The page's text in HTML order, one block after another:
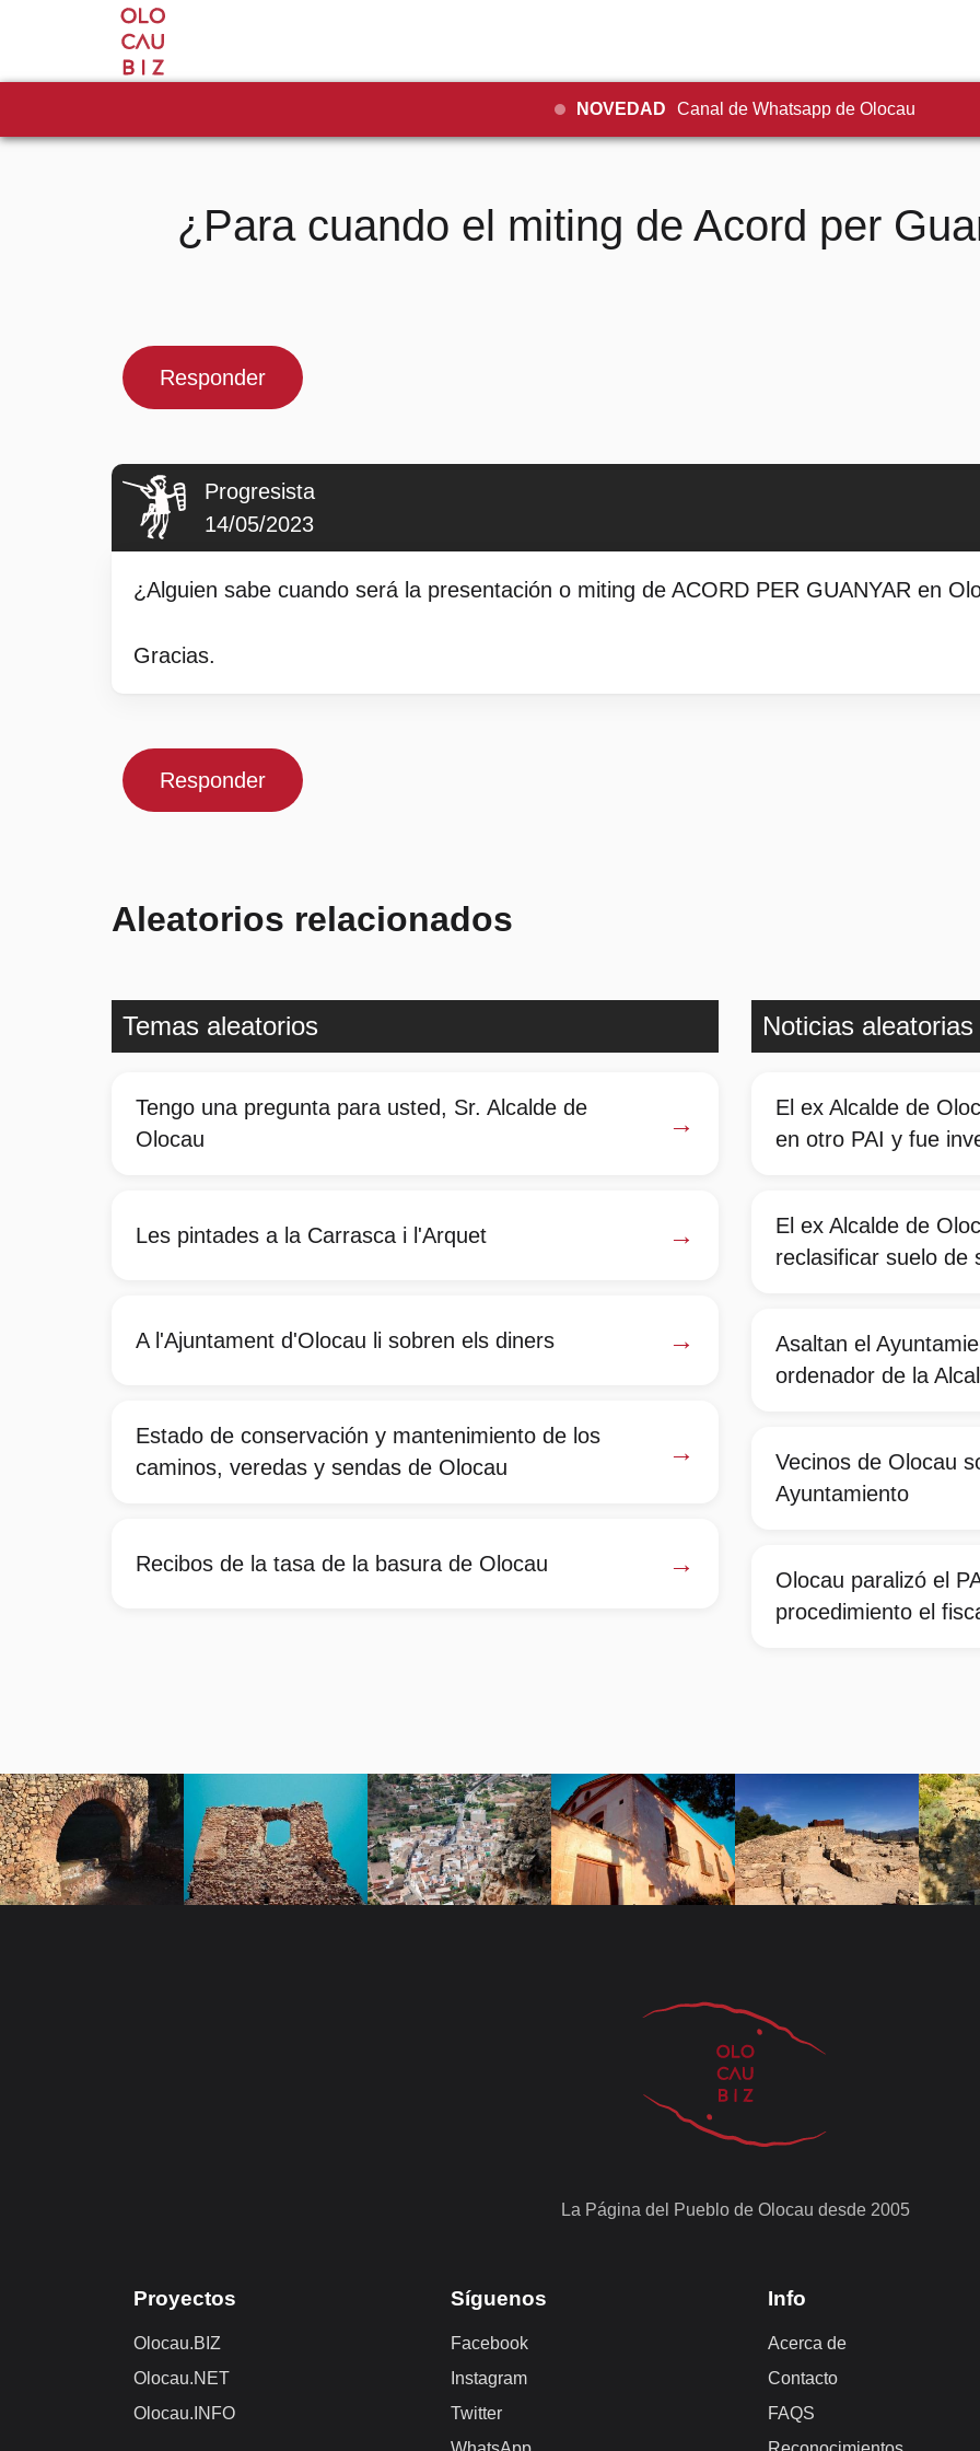
NOVEDAD Canal de Whatsapp de Olocau
¿Para cuando el miting de Acord per
Responder
Progresista
14/05/2023
¿Alguien sabe cuando será la presentación o miting de ACORD PER GUANYAR en
Gracias.
Responder
Aleatorios relacionados
Temas aleatorios
Tengo una pregunta para usted, Sr. Alcalde de
Olocau
→
Les pintades a la Carrasca i l'Arquet →
A l'Ajuntament d'Olocau li sobren els diners →
Estado de conservación y mantenimiento de los
caminos, veredas y sendas de Olocau
→
Recibos de la tasa de la basura de Olocau →
Noticias aleatorias
El ex Alcalde de
en otro PAI y fue
El ex Alcalde de
reclasificar suelo de
Asaltan el
ordenador de la
Vecinos de Olocau
Ayuntamiento
Olocau paralizó el
procedimiento el
La Página del Pueblo de Olocau desde 2005
Proyectos
Olocau.BIZ
Olocau.NET
Olocau.INFO
Síguenos
Facebook
Instagram
Twitter
Info
Acerca de
Contacto
FAQS